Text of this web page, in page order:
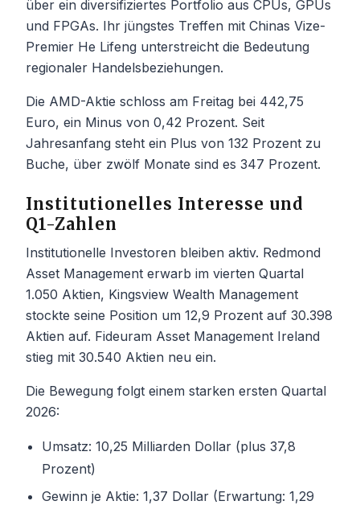
über ein diversifiziertes Portfolio aus CPUs, GPUs
und FPGAs. Ihr jüngstes Treffen mit Chinas Vize-
Premier He Lifeng unterstreicht die Bedeutung
regionaler Handelsbeziehungen.
Die AMD-Aktie schloss am Freitag bei 442,75
Euro, ein Minus von 0,42 Prozent. Seit
Jahresanfang steht ein Plus von 132 Prozent zu
Buche, über zwölf Monate sind es 347 Prozent.
Institutionelles Interesse und
Q1-Zahlen
Institutionelle Investoren bleiben aktiv. Redmond
Asset Management erwarb im vierten Quartal
1.050 Aktien, Kingsview Wealth Management
stockte seine Position um 12,9 Prozent auf 30.398
Aktien auf. Fideuram Asset Management Ireland
stieg mit 30.540 Aktien neu ein.
Die Bewegung folgt einem starken ersten Quartal
2026:
Umsatz: 10,25 Milliarden Dollar (plus 37,8
Prozent)
Gewinn je Aktie: 1,37 Dollar (Erwartung: 1,29